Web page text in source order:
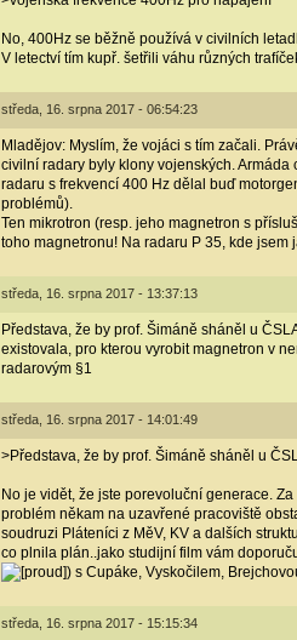
No, 400Hz se běžně používá v civilních
V letectví tím kupř. šetřili váhu různých
středa, 16. srpna 2017 - 06:54:23
Mladějov: Myslím, že vojáci s tím začali.
civilní radary byly klony vojenských.
radaru s frekvencí 400 Hz dělal buď
problémů).
Ten mikrotron (resp. jeho magnetron s
toho magnetronu! Na radaru P 35, kde jsem
středa, 16. srpna 2017 - 13:37:13
Představa, že by prof. Šimáně sháněl u
existovala, pro kterou vyrobit magnetron v
radarovým §1
středa, 16. srpna 2017 - 14:01:49
>Představa, že by prof. Šimáně sháněl u
No je vidět, že jste porevoluční generace.
problém někam na uzavřené pracoviště
soudruzi Pláteníci z MěV, KV a dalších
co plnila plán..jako studijní film vám
) s Cupáke, Vyskočilem,
středa, 16. srpna 2017 - 15:15:34